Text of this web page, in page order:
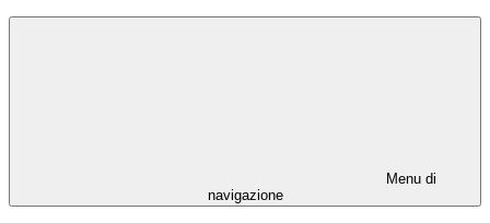
Menu di
navigazione